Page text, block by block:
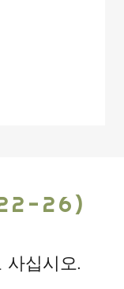
26)
사십시오.